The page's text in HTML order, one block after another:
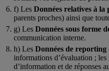
Les Données relatives à la
parents proches) ainsi que
Les Données sous forme
communication interne.
Les Données de reporting
informations d’évaluation ;
d’information et de réponses